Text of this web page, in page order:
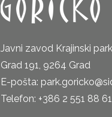
Javni zavod Krajinski
Grad 191, 9264 Grad
E-pošta:
Telefon: +386 2 551 88 61